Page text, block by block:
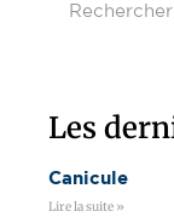
Les
Canicule
Lire la suite »